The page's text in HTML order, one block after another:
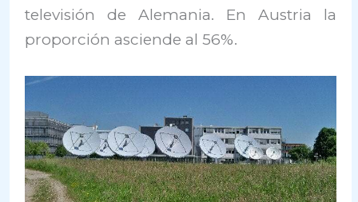
televisión de Alemania. En Austria la
proporción asciende al 56%.